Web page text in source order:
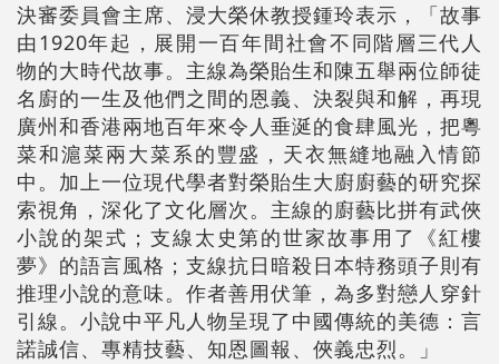
決審委員會主席、浸大榮休教授鍾玲表示，「故事
由1920年起，展開一百年間社會不同階層三代人
物的大時代故事。主線為榮貽生和陳五舉兩位師徒
名廚的一生及他們之間的恩義、決裂與和解，再現
廣州和香港兩地百年來令人垂涎的食肆風光，把粵
菜和滬菜兩大菜系的豐盛，天衣無縫地融入情節
中。加上一位現代學者對榮貽生大廚廚藝的研究探
索視角，深化了文化層次。主線的廚藝比拼有武俠
小說的架式；支線太史第的世家故事用了《紅樓
夢》的語言風格；支線抗日暗殺日本特務頭子則有
推理小說的意味。作者善用伏筆，為多對戀人穿針
引線。小說中平凡人物呈現了中國傳統的美德：言
諾誠信、專精技藝、知恩圖報、俠義忠烈。」